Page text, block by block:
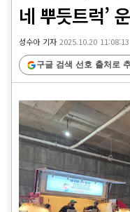
네 뿌듯트럭’
성수아 기자2025.10.20 11:08:13
구글 검색 선호 출처로